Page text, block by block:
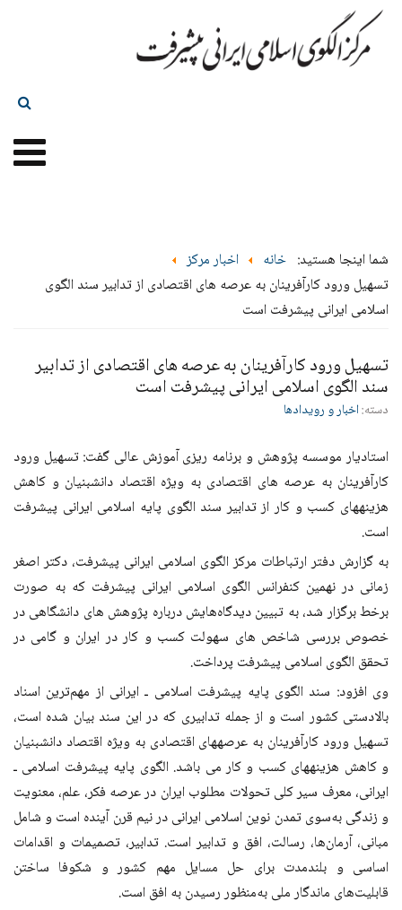
شما اینجا هستید: خانه
اخبار مرکز
تسهیل ورود کارآفرینان به عرصه‏ های اقتصادی از تدابیر سند الگوی
اسلامی ایرانی پیشرفت است
تسهیل ورود کارآفرینان به عرصه‏ های اقتصادی از تدابیر
سند الگوی اسلامی ایرانی پیشرفت است
دسته:اخبار و رویدادها
استادیار موسسه پژوهش و برنامه ریزی آموزش عالی گفت: تسهیل ورود
کارآفرینان به عرصه‏ های اقتصادی به ویژه اقتصاد دانش‏بنیان و کاهش
هزینه‏های کسب و کار از تدابیر سند الگوی پایه اسلامی ایرانی پیشرفت
است.
به گزارش دفتر ارتباطات مرکز الگوی اسلامی ایرانی پیشرفت، دکتر اصغر
زمانی در نهمین کنفرانس الگوی اسلامی ایرانی پیشرفت که به صورت
برخط برگزار شد، به تبیین دیدگاه‌هایش درباره پژوهش های دانشگاهی در
خصوص بررسی شاخص های سهولت کسب و کار در ایران و گامی در
تحقق الگوی اسلامی پیشرفت پرداخت.
وی افزود: سند الگوی پایه پیشرفت اسلامی ـ ایرانی از مهم‌ترین اسناد
بالادستی کشور است و از جمله تدابیری که در این سند بیان شده است،
تسهیل ورود کارآفرینان به عرصه‏های اقتصادی به ویژه اقتصاد دانش‏بنیان
و کاهش هزینه‏های کسب و کار می باشد. الگوی پایه پیشرفت اسلامی ـ
ایرانی، معرف سیر کلی تحولات مطلوب ایران در عرصه‌ فکر، علم، معنویت
و زندگی به‌سوی تمدن نوین اسلامی ایرانی در نیم قرن آینده است و شامل
مبانی، آرمان‌ها، رسالت، افق و تدابیر است. تدابیر، تصمیمات و اقدامات
اساسی و بلندمدت برای حل مسایل مهم کشور و شکوفا ساختن
قابلیت‌های ماندگار ملی به‌منظور رسیدن به افق است.